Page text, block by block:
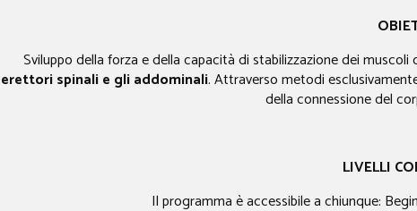
Sviluppo della forza e della capacità di stabilizzazione dei muscoli
erettori spinali e gli addominali. Attraverso metodi
della connessione del
LIVELLI
Il programma è accessibile a chiunque: